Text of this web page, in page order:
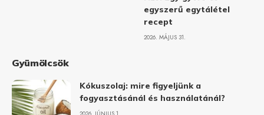
egyszerű egytálétel
recept
2026. MÁJUS 31.
Gyümölcsök
Kókuszolaj: mire figyeljünk a
fogyasztásánál és használatánál?